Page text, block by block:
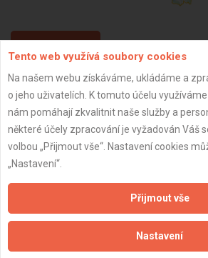
ZPĚT
Aktualizováno z portálu ARES dne
Naše firmy a
Zpracování a ochrana
Tento web využívá soubory cookies
Na našem webu získáváme, ukládáme a
o jeho uživatelích. K tomuto účelu
nám pomáhají zkvalitnit naše služby a
některé účely zpracování je vyžadován Váš
volbou „Přijmout vše“. Nastavení cookies
„Nastavení“.
Přijmout vše
Nastavení